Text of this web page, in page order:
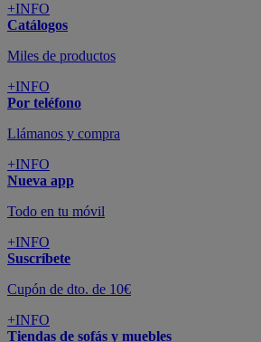
+INFO
Catálogos
Miles de productos
+INFO
Por teléfono
Llámanos y compra
+INFO
Nueva app
Todo en tu móvil
+INFO
Suscríbete
Cupón de dto. de 10€
+INFO
Tiendas de sofás y muebles